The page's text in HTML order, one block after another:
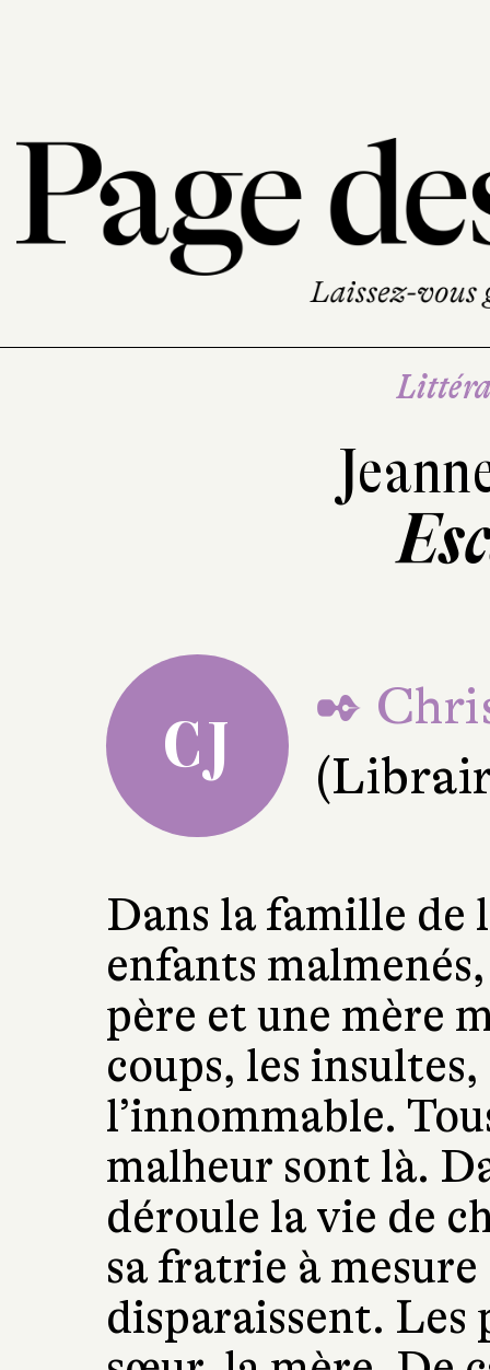
CJ
✒
Dans la famille de
enfants
père et une mère
coups, les
l’innommable.
malheur sont là.
déroule la vie de
sa fratrie à
disparaissent. Les